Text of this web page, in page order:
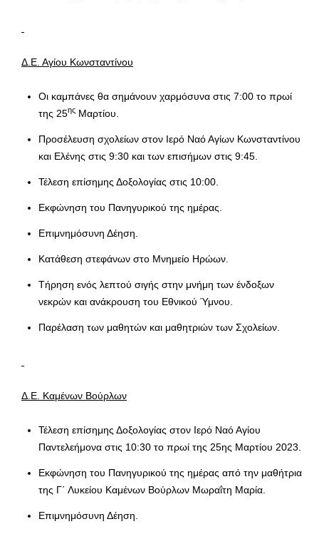
Δ.Ε. Αγίου Κωνσταντίνου
Οι καμπάνες θα σημάνουν χαρμόσυνα στις 7:00 το πρωί
της 25ης Μαρτίου.
Προσέλευση σχολείων στον Ιερό Ναό Αγίων Κωνσταντίνου
και Ελένης στις 9:30 και των επισήμων στις 9:45.
Τέλεση επίσημης Δοξολογίας στις 10:00.
Εκφώνηση του Πανηγυρικού της ημέρας.
Επιμνημόσυνη Δέηση.
Κατάθεση στεφάνων στο Μνημείο Ηρώων.
Τήρηση ενός λεπτού σιγής στην μνήμη των ένδοξων
νεκρών και ανάκρουση του Εθνικού Ύμνου.
Παρέλαση των μαθητών και μαθητριών των Σχολείων.
Δ.Ε. Καμένων Βούρλων
Τέλεση επίσημης Δοξολογίας στον Ιερό Ναό Αγίου
Παντελεήμονα στις 10:30 το πρωί της 25ης Μαρτίου 2023.
Εκφώνηση του Πανηγυρικού της ημέρας από την μαθήτρια
της Γ΄ Λυκείου Καμένων Βούρλων Μωραΐτη Μαρία.
Επιμνημόσυνη Δέηση.